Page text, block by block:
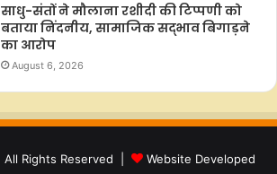
साधु-संतों ने मौलाना रशीदी की टिप्‍पणी को
बताया निंदनीय, सामाजिक सद्भाव बिगाड़ने
का आरोप
August 6, 2026
Rights Reserved | Website Developed